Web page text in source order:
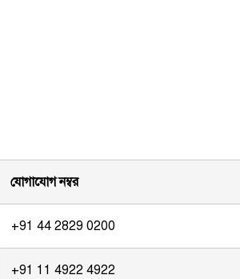
যোগাযোগ নম্বর
+91 44 2829 0200
+91 11 4922 4922